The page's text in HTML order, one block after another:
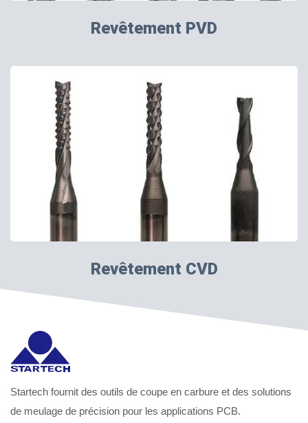
Revêtement PVD
Revêtement CVD
Startech fournit des outils de coupe en carbure et des solutions
de meulage de précision pour les applications PCB.